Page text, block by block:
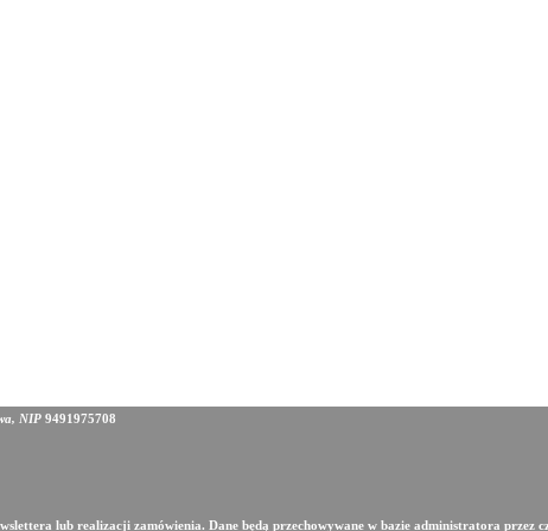
NIP 9491975708
lub realizacji zamówienia. Dane będą przechowywane w bazie administratora przez